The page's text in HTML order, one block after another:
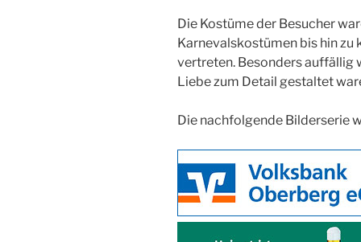
Die Kostüme der Besucher
Karnevalskostümen bis hin
vertreten. Besonders auffällig
Liebe zum Detail gestaltet
Die nachfolgende Bilderserie